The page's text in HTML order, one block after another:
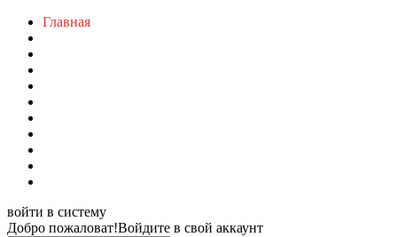
Главная
войти в систему
Добро пожаловат!Войдите в свой аккаунт